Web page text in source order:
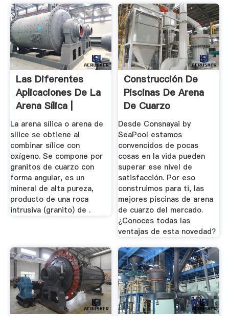
Las Diferentes
Aplicaciones De La
Arena Sílica |
La arena sílica o arena de
sílice se obtiene al
combinar sílice con
oxígeno. Se compone por
granitos de cuarzo con
forma angular, es un
mineral de alta pureza,
producto de una roca
intrusiva (granito) de .
Construcción De
Piscinas De Arena
De Cuarzo
Desde Consnayai by
SeaPool estamos
convencidos de pocas
cosas en la vida pueden
superar ese nivel de
satisfacción. Por eso
construimos para ti, las
mejores piscinas de arena
de cuarzo del mercado.
¿Conoces todas las
ventajas de esta novedad?